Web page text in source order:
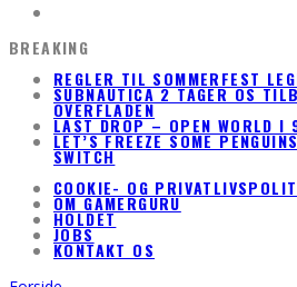
BREAKING
REGLER TIL SOMMERFEST
SUBNAUTICA 2 TAGER OS
OVERFLADEN
LAST DROP – OPEN WORLD I
LET’S FREEZE SOME
SWITCH
COOKIE- OG
OM GAMERGURU
HOLDET
JOBS
KONTAKT OS